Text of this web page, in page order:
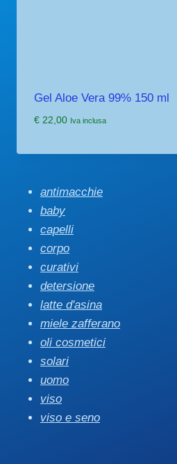
Gel Aloe Vera 99% 150 ml
€22,00 Iva inclusa
antimacchie
baby
capelli
corpo
curativi
detersione
latte d'asina
miele zafferano
oli cosmetici
solari
uomo
viso
viso e seno